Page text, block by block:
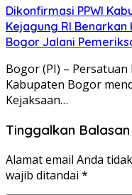
Dikonfirmasi PPWI
Kejagung RI Benarkan
Bogor Jalani
Bogor (PI) – Persatuan
Kabupaten Bogor
Kejaksaan…
Tinggalkan Balasan
Alamat email Anda
wajib ditandai *